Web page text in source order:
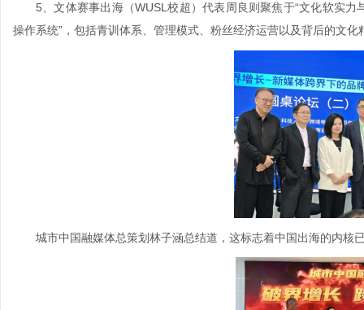
5、文体赛事出海（WUSL校超）代表周良则聚焦于“文化软实力
操作系统”，包括青训体系、管理模式、粉丝经济运营以及背后的文化
城市中国融媒体总策划林子涵总结道，这标志着中国出海的内核已